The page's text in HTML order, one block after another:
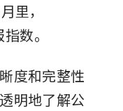
里，
数。
度和完整性
明地了解公